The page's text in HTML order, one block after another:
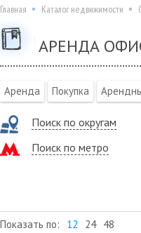
Главная Каталог недвижимости
АРЕНДА
Аренда Покупка
Поиск по округам
Поиск по метро
Показать по: 12 24 48